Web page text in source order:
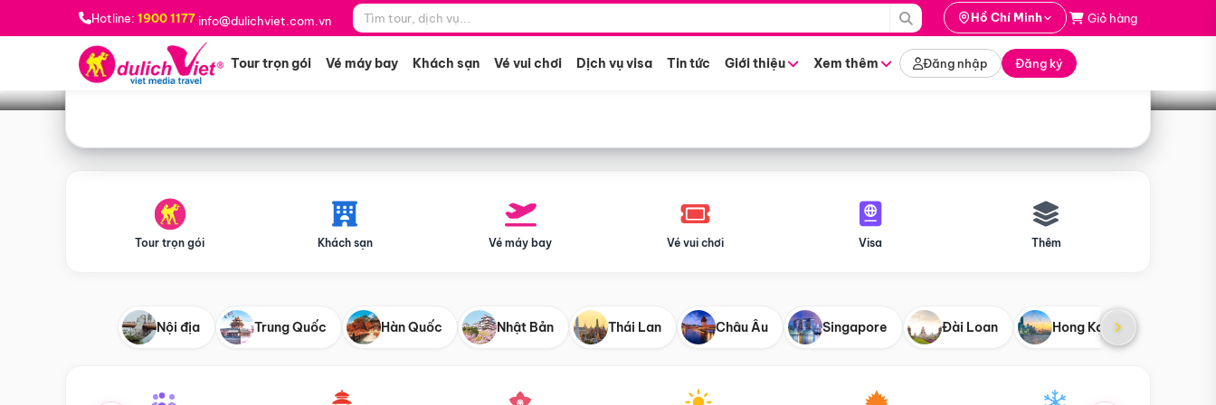
Hotline: 1900 1177 info@dulichviet.com.vn Hồ Chí Minh Giỏ hàng
Tour trọn gói Vé máy bay Khách sạn Vé vui chơi Dịch vụ visa Tin tức Giới thiệu Xem thêm Đăng nhập Đăng ký
Bạn muốn đi đâu? *
Tìm tour
Tour trọn gói Khách sạn Vé máy bay Vé vui chơi Visa Thêm
Nội địa Trung Quốc Hàn Quốc Nhật Bản Thái Lan Châu Âu Singapore Đài Loan Hong Kong